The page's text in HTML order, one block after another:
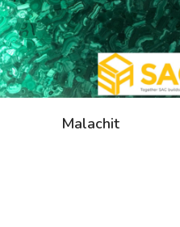
Malachit